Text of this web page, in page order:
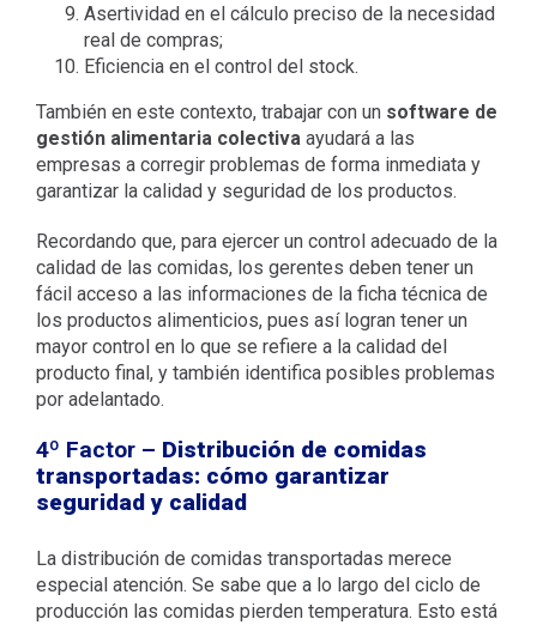
Asertividad en el cálculo preciso de la necesidad
real de compras;
Eficiencia en el control del stock.
También en este contexto, trabajar con un software de
gestión alimentaria colectiva ayudará a las
empresas a corregir problemas de forma inmediata y
garantizar la calidad y seguridad de los productos.
Recordando que, para ejercer un control adecuado de la
calidad de las comidas, los gerentes deben tener un
fácil acceso a las informaciones de la ficha técnica de
los productos alimenticios, pues así logran tener un
mayor control en lo que se refiere a la calidad del
producto final, y también identifica posibles problemas
por adelantado.
4º Factor – Distribución de comidas
transportadas: cómo garantizar
seguridad y calidad
La distribución de comidas transportadas merece
especial atención. Se sabe que a lo largo del ciclo de
producción las comidas pierden temperatura. Esto está